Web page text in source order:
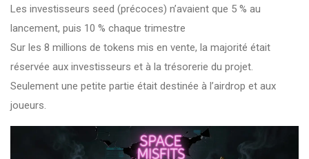
Les investisseurs seed (précoces) n’avaient que 5 % au
lancement, puis 10 % chaque trimestre
Sur les 8 millions de tokens mis en vente, la majorité était
réservée aux investisseurs et à la trésorerie du projet.
Seulement une petite partie était destinée à l’airdrop et aux
joueurs.